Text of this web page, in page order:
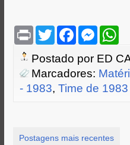
P
n
t
T
w
t
e
F
e
b
o
o
M
s
e
n
g
W
t
s
A
p
Postado por ED
Marcadores:
- 1983, Time de 1983
Postagens mais recentes